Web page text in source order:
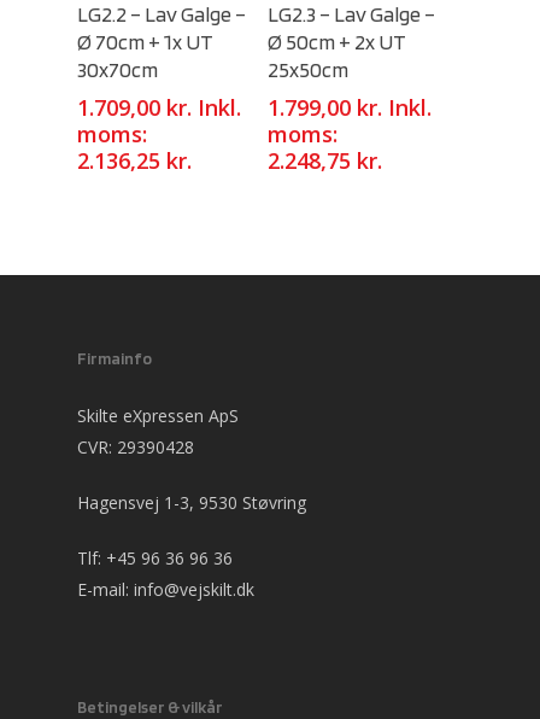
LG2.2 – Lav Galge –
Ø 70cm + 1x UT
30x70cm
1.709,00 kr. Inkl.
moms:
2.136,25 kr.
LG2.3 – Lav Galge –
Ø 50cm + 2x UT
25x50cm
1.799,00 kr. Inkl.
moms:
2.248,75 kr.
Firmainfo
Skilte eXpressen ApS
CVR: 29390428
Hagensvej 1-3, 9530 Støvring
Tlf: +45 96 36 96 36
E-mail: info@vejskilt.dk
Betingelser & vilkår